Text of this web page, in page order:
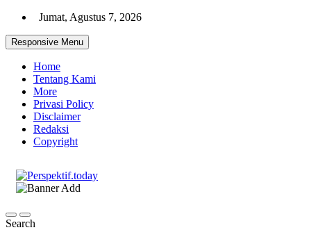
Skip
content
Jumat, Agustus 7, 2026
Responsive Menu
Home
Tentang Kami
More
Privasi Policy
Disclaimer
Redaksi
Copyright
Search